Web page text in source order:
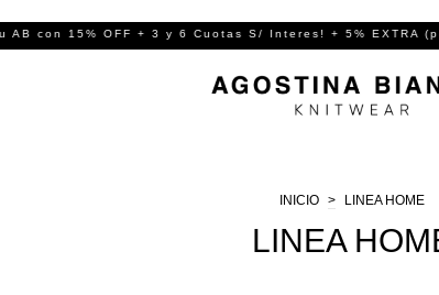
15% OFF + 3 y 6 Cuotas S/ Interes! + 5% EXTRA (por
INICIO > LINEA HOME
LINEA